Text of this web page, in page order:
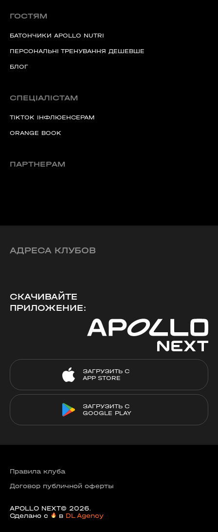
ГОСТЯМ
БАТОНЧИКИ APOLLO NUTRI
ПЕРСОНАЛЬНІ ТРЕНУВАННЯ ДЕШЕВШЕ
БЛОГ
СПЕЦІАЛІСТАМ
TIKTOK ІНФЛЮЕНСЕРАМ
ORANGE BOOK
ПАРТНЕРАМ
АДРЕСА КЛУБОВ
СКАЧИВАЙТЕ
ПРИЛОЖЕНИЕ:
ЗАГРУЗИТЬ С
APP STORE
ЗАГРУЗИТЬ С
GOOGLE PLAY
Правила клуба
Договор публичной оферты
APOLLO NEXT© 2026.
Сделано с
в DL Agency